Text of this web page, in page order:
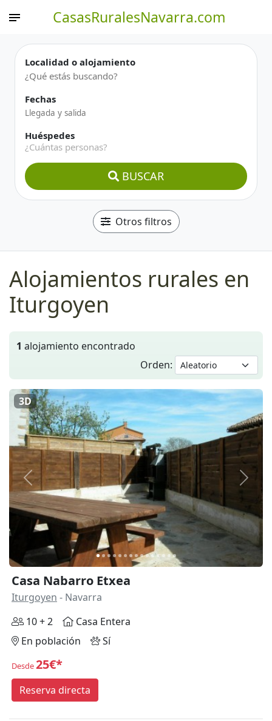
CasasRuralesNavarra.com
Localidad o alojamiento
Fechas
Huéspedes
¿Cuántas personas?
BUSCAR
Otros filtros
Alojamientos rurales en
Iturgoyen
1 alojamiento encontrado
Orden:
Anterior
3D
Casa Nabarro Etxea
Iturgoyen - Navarra
10 + 2
Casa Entera
En población
Sí
Desde25€*
Reserva directa